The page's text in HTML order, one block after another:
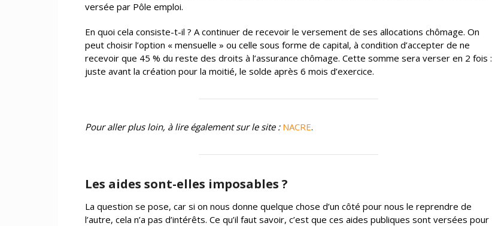
versée par Pôle emploi.
En quoi cela consiste-t-il ? A continuer de recevoir le versement de ses allocations chômage. On
peut choisir l’option « mensuelle » ou celle sous forme de capital, à condition d’accepter de ne
recevoir que 45 % du reste des droits à l’assurance chômage. Cette somme sera verser en 2 fois :
juste avant la création pour la moitié, le solde après 6 mois d’exercice.
Pour aller plus loin, à lire également sur le site : NACRE.
Les aides sont-elles imposables ?
La question se pose, car si on nous donne quelque chose d’un côté pour nous le reprendre de
l’autre, cela n’a pas d’intérêts. Ce qu’il faut savoir, c’est que ces aides publiques sont versées pour